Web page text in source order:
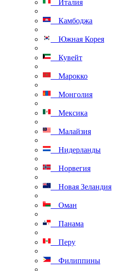
Италия
Камбоджа
Южная Корея
Кувейт
Марокко
Монголия
Мексика
Малайзия
Нидерланды
Норвегия
Новая Зеландия
Оман
Панама
Перу
Филиппины